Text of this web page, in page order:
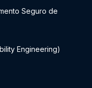
Seguro de
Engineering)